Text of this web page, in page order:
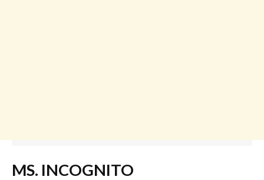
MS. INCOGNITO